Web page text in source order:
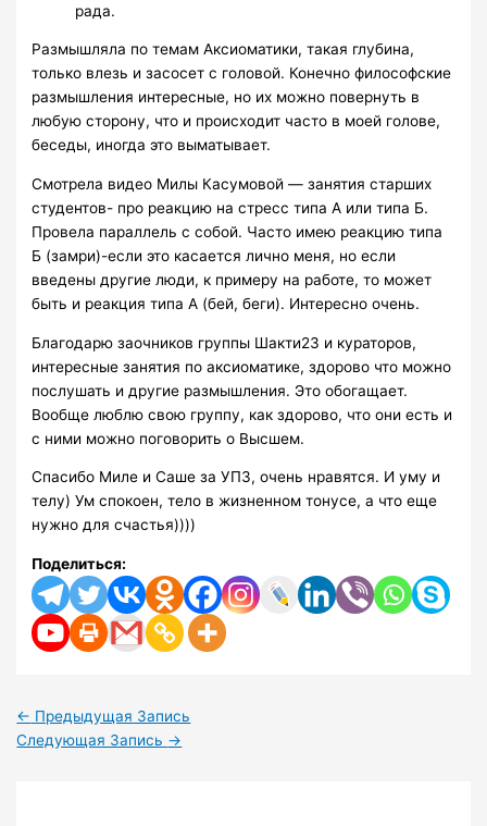
рада.
Размышляла по темам Аксиоматики, такая глубина,
только влезь и засосет с головой. Конечно философские
размышления интересные, но их можно повернуть в
любую сторону, что и происходит часто в моей голове,
беседы, иногда это выматывает.
Смотрела видео Милы Касумовой — занятия старших
студентов- про реакцию на стресс типа А или типа Б.
Провела параллель с собой. Часто имею реакцию типа
Б (замри)-если это касается лично меня, но если
введены другие люди, к примеру на работе, то может
быть и реакция типа А (бей, беги). Интересно очень.
Благодарю заочников группы Шакти23 и кураторов,
интересные занятия по аксиоматике, здорово что можно
послушать и другие размышления. Это обогащает.
Вообще люблю свою группу, как здорово, что они есть и
с ними можно поговорить о Высшем.
Спасибо Миле и Саше за УПЗ, очень нравятся. И уму и
телу) Ум спокоен, тело в жизненном тонусе, а что еще
нужно для счастья))))
Поделиться:
← Предыдущая Запись
Следующая Запись →